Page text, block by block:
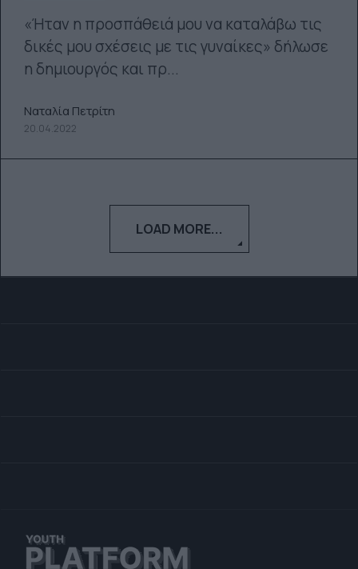
«Ήταν η προσπάθειά μου να καταλάβω τις
δικές μου σχέσεις με τις γυναίκες» δήλωσε
η δημιουργός και πρ...
Ναταλία Πετρίτη
20.04.2022
LOAD MORE...